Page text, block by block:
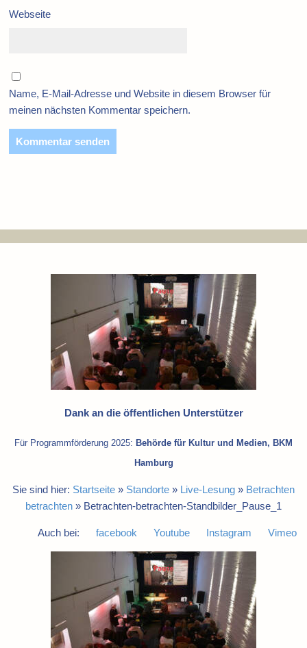
Webseite
Name, E-Mail-Adresse und Website in diesem Browser für
meinen nächsten Kommentar speichern.
Dank an die öffentlichen Unterstützer
Für Programmförderung 2025: Behörde für Kultur und Medien, BKM
Hamburg
Sie sind hier: Startseite » Standorte » Live-Lesung » Betrachten
betrachten » Betrachten-betrachten-Standbilder_Pause_1
Auch bei: facebook Youtube Instagram Vimeo